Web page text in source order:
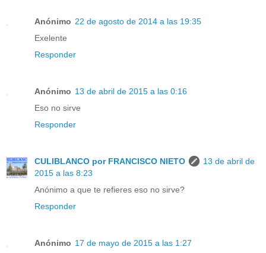
Anónimo 22 de agosto de 2014 a las 19:35
Exelente
Responder
Anónimo 13 de abril de 2015 a las 0:16
Eso no sirve
Responder
CULIBLANCO por FRANCISCO NIETO
13 de abril de
2015 a las 8:23
Anónimo a que te refieres eso no sirve?
Responder
Anónimo 17 de mayo de 2015 a las 1:27